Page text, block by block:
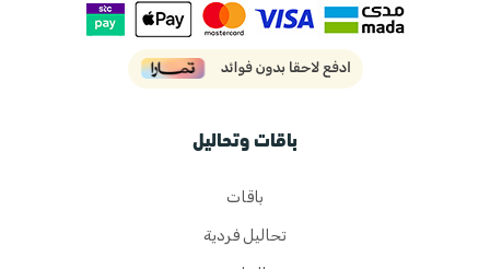
باقات وتحاليل
باقات
تحاليل فردية